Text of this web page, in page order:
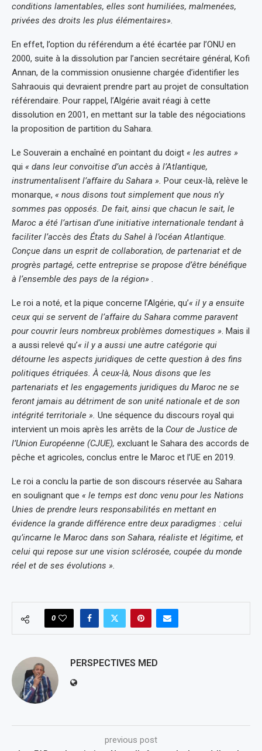
conditions lamentables, elles sont humiliées, malmenées,
privées des droits les plus élémentaires».
En effet, l’option du référendum a été écartée par l’ONU en
2000, suite à la dissolution par l’ancien secrétaire général, Kofi
Annan, de la commission onusienne chargée d’identifier les
Sahraouis qui devraient prendre part au projet de consultation
référendaire. Pour rappel, l’Algérie avait réagi à cette
dissolution en 2001, en mettant sur la table des négociations
la proposition de partition du Sahara.
Le Souverain a enchaîné en pointant du doigt « les autres »
qui « dans leur convoitise d’un accès à l’Atlantique,
instrumentalisent l’affaire du Sahara ». Pour ceux-là, relève le
monarque, « nous disons tout simplement que nous n’y
sommes pas opposés. De fait, ainsi que chacun le sait, le
Maroc a été l’artisan d’une initiative internationale tendant à
faciliter l’accès des États du Sahel à l’océan Atlantique.
Conçue dans un esprit de collaboration, de partenariat et de
progrès partagé, cette entreprise se propose d’être bénéfique
à l’ensemble des pays de la région» .
Le roi a noté, et la pique concerne l’Algérie, qu’« il y a ensuite
ceux qui se servent de l’affaire du Sahara comme paravent
pour couvrir leurs nombreux problèmes domestiques ». Mais il
a aussi relevé qu’« il y a aussi une autre catégorie qui
détourne les aspects juridiques de cette question à des fins
politiques étriquées. À ceux-là, Nous disons que les
partenariats et les engagements juridiques du Maroc ne se
feront jamais au détriment de son unité nationale et de son
intégrité territoriale ». Une séquence du discours royal qui
intervient un mois après les arrêts de la Cour de Justice de
l’Union Européenne (CJUE), excluant le Sahara des accords de
pêche et agricoles, conclus entre le Maroc et l’UE en 2019.
Le roi a conclu la partie de son discours réservée au Sahara
en soulignant que « le temps est donc venu pour les Nations
Unies de prendre leurs responsabilités en mettant en
évidence la grande différence entre deux paradigmes : celui
qu’incarne le Maroc dans son Sahara, réaliste et légitime, et
celui qui repose sur une vision sclérosée, coupée du monde
réel et de ses évolutions ».
0
PERSPECTIVES MED
previous post